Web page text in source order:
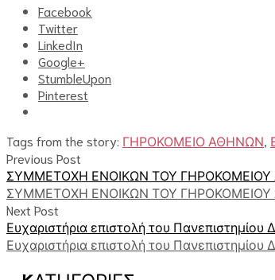
Facebook
Twitter
LinkedIn
Google+
StumbleUpon
Pinterest
Tags from the story: ΓΗΡΟΚΟΜΕΙΟ ΑΘΗΝΩΝ
Previous Post
ΣΥΜΜΕΤΟΧΗ ΕΝΟΙΚΩΝ ΤΟΥ ΓΗΡΟΚΟΜΕΙΟΥ
ΣΥΜΜΕΤΟΧΗ ΕΝΟΙΚΩΝ ΤΟΥ ΓΗΡΟΚΟΜΕΙΟΥ
Next Post
Ευχαριστήρια επιστολή του
Ευχαριστήρια επιστολή του